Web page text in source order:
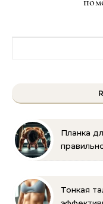
Планка
Тонкая